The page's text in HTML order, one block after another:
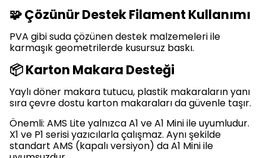
🧩 Çözünür Destek Filament Kullanımı
PVA gibi suda çözünen destek malzemeleri ile
karmaşık geometrilerde kusursuz baskı.
📦 Karton Makara Desteği
Yaylı döner makara tutucu, plastik makaraların yanı
sıra çevre dostu karton makaraları da güvenle taşır.
Önemli: AMS Lite yalnızca A1 ve A1 Mini ile uyumludur.
X1 ve P1 serisi yazıcılarla çalışmaz. Aynı şekilde
standart AMS (kapalı versiyon) da A1 Mini ile